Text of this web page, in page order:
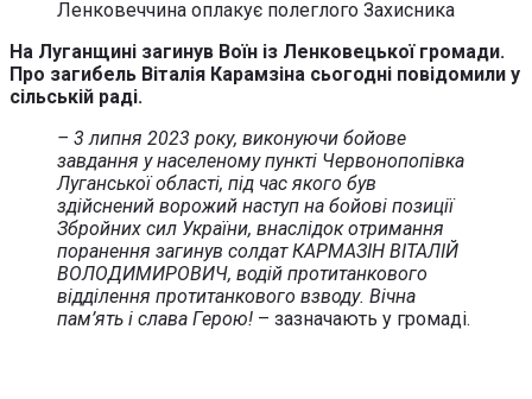
На Луганщині загинув Воїн із Ленковецької громади.
Про загибель Віталія Карамзіна сьогодні повідомили у
сільській раді.
– 3 липня 2023 року, виконуючи бойове
завдання у населеному пункті Червонопопівка
Луганської області, під час якого був
здійснений ворожий наступ на бойові позиції
Збройних сил України, внаслідок отримання
поранення загинув солдат КАРМАЗІН ВІТАЛІЙ
ВОЛОДИМИРОВИЧ, водій протитанкового
відділення протитанкового взводу. Вічна
пам’ять і слава Герою! – зазначають у громаді.